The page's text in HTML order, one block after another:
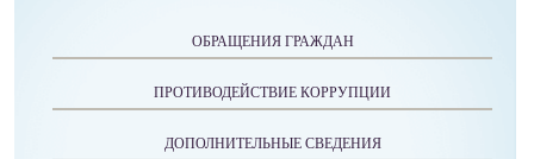
ОБРАЩЕНИЯ ГРАЖДАН
ПРОТИВОДЕЙСТВИЕ КОРРУПЦИИ
ДОПОЛНИТЕЛЬНЫЕ СВЕДЕНИЯ